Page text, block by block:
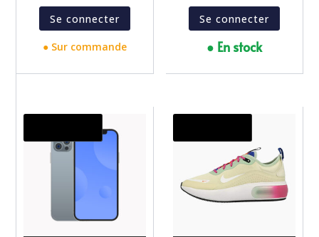
Se connecter
● Sur commande
Se connecter
● En stock